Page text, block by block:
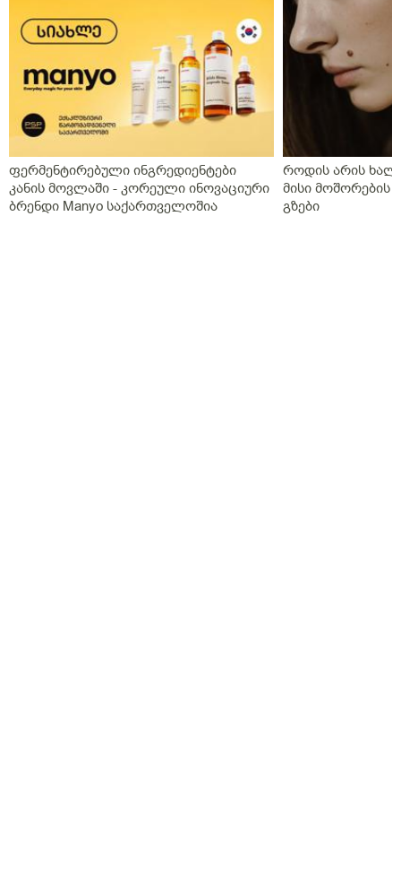
ფერმენტირებული ინგრედიენტები
კანის მოვლაში - კორეული ინოვაციური
ბრენდი Manyo საქართველოშია
როდის არის
მისი მოშორების
გზები